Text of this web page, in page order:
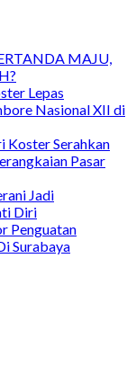
MAJU,
Lepas
Nasional XII di
Koster Serahkan
Pasar
Jadi
Diri
Penguatan
Surabaya